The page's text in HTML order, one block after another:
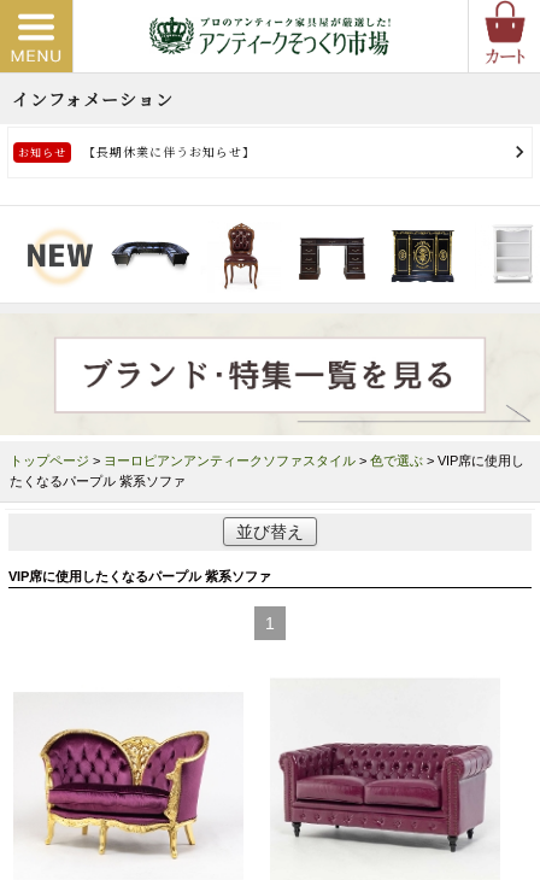
トップページ > ヨーロピアンアンティークソファスタイル > 色で選ぶ > VIP席に使用し
たくなるパープル 紫系ソファ
並び替え
VIP席に使用したくなるパープル 紫系ソファ
1